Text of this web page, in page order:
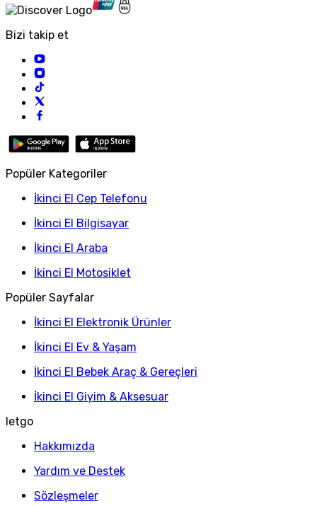
Bizi takip et
Popüler Kategoriler
İkinci El Cep Telefonu
İkinci El Bilgisayar
İkinci El Araba
İkinci El Motosiklet
Popüler Sayfalar
İkinci El Elektronik Ürünler
İkinci El Ev & Yaşam
İkinci El Bebek Araç & Gereçleri
İkinci El Giyim & Aksesuar
letgo
Hakkımızda
Yardım ve Destek
Sözleşmeler